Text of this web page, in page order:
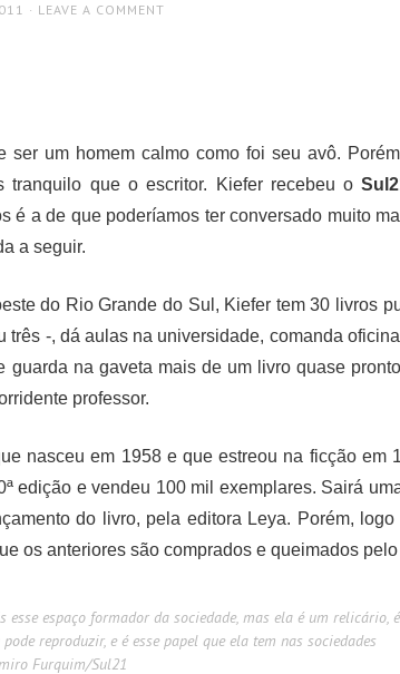
LEAVE A COMMENT
ser um homem calmo como foi seu avô.
tranquilo que o escritor. Kiefer recebeu o
é a de que poderíamos ter conversado muito
a seguir.
do Rio Grande do Sul, Kiefer tem 30 livros
três -, dá aulas na universidade, comanda
na gaveta mais de um livro quase
professor.
nasceu em 1958 e que estreou na ficção em
edição e vendeu 100 mil exemplares. Sairá
do livro, pela editora Leya. Porém,
os anteriores são comprados e queimados
esse espaço formador da sociedade, mas ela é um relicário,
reproduzir, e é esse papel que ela tem nas sociedades
Furquim/Sul21